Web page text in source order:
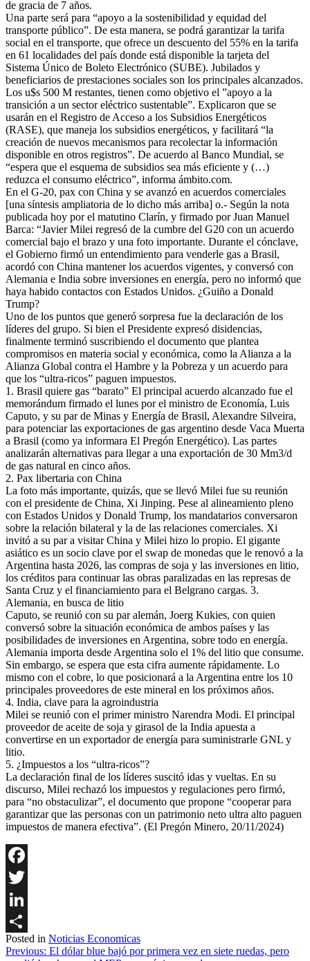
de gracia de 7 años.
Una parte será para “apoyo a la sostenibilidad y equidad del
transporte público”. De esta manera, se podrá garantizar la tarifa
social en el transporte, que ofrece un descuento del 55% en la tarifa
en 61 localidades del país donde está disponible la tarjeta del
Sistema Único de Boleto Electrónico (SUBE). Jubilados y
beneficiarios de prestaciones sociales son los principales alcanzados.
Los u$s 500 M restantes, tienen como objetivo el ”apoyo a la
transición a un sector eléctrico sustentable”. Explicaron que se
usarán en el Registro de Acceso a los Subsidios Energéticos
(RASE), que maneja los subsidios energéticos, y facilitará “la
creación de nuevos mecanismos para recolectar la información
disponible en otros registros”. De acuerdo al Banco Mundial, se
“espera que el esquema de subsidios sea más eficiente y (…)
reduzca el consumo eléctrico”, informa ámbito.com.
En el G-20, pax con China y se avanzó en acuerdos comerciales
[una síntesis ampliatoria de lo dicho más arriba] o.- Según la nota
publicada hoy por el matutino Clarín, y firmado por Juan Manuel
Barca: “Javier Milei regresó de la cumbre del G20 con un acuerdo
comercial bajo el brazo y una foto importante. Durante el cónclave,
el Gobierno firmó un entendimiento para venderle gas a Brasil,
acordó con China mantener los acuerdos vigentes, y conversó con
Alemania e India sobre inversiones en energía, pero no informó que
haya habido contactos con Estados Unidos. ¿Guiño a Donald
Trump?
Uno de los puntos que generó sorpresa fue la declaración de los
líderes del grupo. Si bien el Presidente expresó disidencias,
finalmente terminó suscribiendo el documento que plantea
compromisos en materia social y económica, como la Alianza a la
Alianza Global contra el Hambre y la Pobreza y un acuerdo para
que los “ultra-ricos” paguen impuestos.
1. Brasil quiere gas “barato” El principal acuerdo alcanzado fue el
memorándum firmado el lunes por el ministro de Economía, Luis
Caputo, y su par de Minas y Energía de Brasil, Alexandre Silveira,
para potenciar las exportaciones de gas argentino desde Vaca Muerta
a Brasil (como ya informara El Pregón Energético). Las partes
analizarán alternativas para llegar a una exportación de 30 Mm3/d
de gas natural en cinco años.
2. Pax libertaria con China
La foto más importante, quizás, que se llevó Milei fue su reunión
con el presidente de China, Xi Jinping. Pese al alineamiento pleno
con Estados Unidos y Donald Trump, los mandatarios conversaron
sobre la relación bilateral y la de las relaciones comerciales. Xi
invitó a su par a visitar China y Milei hizo lo propio. El gigante
asiático es un socio clave por el swap de monedas que le renovó a la
Argentina hasta 2026, las compras de soja y las inversiones en litio,
los créditos para continuar las obras paralizadas en las represas de
Santa Cruz y el financiamiento para el Belgrano cargas. 3.
Alemania, en busca de litio
Caputo, se reunió con su par alemán, Joerg Kukies, con quien
conversó sobre la situación económica de ambos países y las
posibilidades de inversiones en Argentina, sobre todo en energía.
Alemania importa desde Argentina solo el 1% del litio que consume.
Sin embargo, se espera que esta cifra aumente rápidamente. Lo
mismo con el cobre, lo que posicionará a la Argentina entre los 10
principales proveedores de este mineral en los próximos años.
4. India, clave para la agroindustria
Milei se reunió con el primer ministro Narendra Modi. El principal
proveedor de aceite de soja y girasol de la India apuesta a
convertirse en un exportador de energía para suministrarle GNL y
litio.
5. ¿Impuestos a los “ultra-ricos”?
La declaración final de los líderes suscitó idas y vueltas. En su
discurso, Milei rechazó los impuestos y regulaciones pero firmó,
para “no obstaculizar”, el documento que propone “cooperar para
garantizar que las personas con un patrimonio neto ultra alto paguen
impuestos de manera efectiva”. (El Pregón Minero, 20/11/2024)
Facebook
Twitter
LinkedIn
Share
Posted in Noticias Economicas
Navegación
Previous: El dólar blue bajó por primera vez en siete ruedas, pero